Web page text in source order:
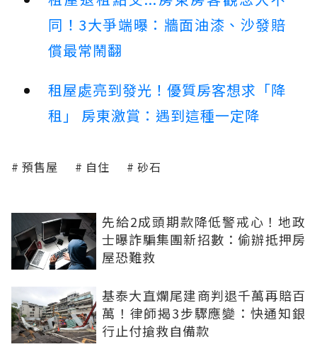
同！3大爭端曝：牆面油漆、沙發賠
償最常鬧翻
租屋處亮到發光！優質房客想求「降
租」 房東激賞：遇到這種一定降
預售屋 自住 砂石
先給2成頭期款降低警戒心！地政
士曝詐騙集團新招數：偷辦抵押房
屋恐難救
基泰大直爛尾建商判退千萬再賠百
萬！律師揭3步驟應變：快通知銀
行止付搶救自備款